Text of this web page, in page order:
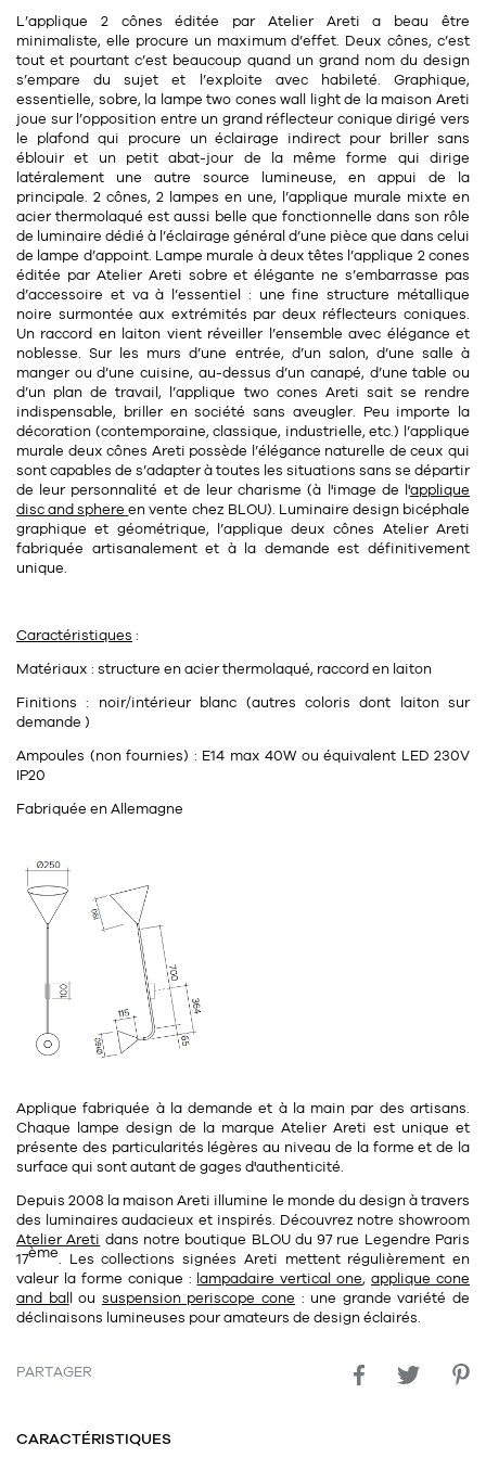
Boîte
Corbeille
Poubelle
Range document
Divers
textile132
Coussin
Créature
Literie
Plaid
Tapis
Rideau de douche
Bougie
Rallonges
Table
Table basse
Tréteaux
Table d'appoint
pour le bureau 39
Chaises de bureau
Bureau
Meuble à clapets
pour la chambre15
Commode
Chevet
Set de table
Tablier
Toile enduite au mètre
Torchon
sel et poivre14
divers25
objets ludiques11
Travail d'artiste
librairie
Livre
Revue
Divers
Housse, étui, coque
Divers
décoration1
Vases
L’applique 2 cônes éditée par Atelier Areti a beau être
minimaliste, elle procure un maximum d’effet. Deux cônes, c’est
tout et pourtant c’est beaucoup quand un grand nom du design
s’empare du sujet et l’exploite avec habileté. Graphique,
essentielle, sobre, la lampe two cones wall light de la maison Areti
joue sur l’opposition entre un grand réflecteur conique dirigé vers
le plafond qui procure un éclairage indirect pour briller sans
éblouir et un petit abat-jour de la même forme qui dirige
latéralement une autre source lumineuse, en appui de la
principale. 2 cônes, 2 lampes en une, l’applique murale mixte en
acier thermolaqué est aussi belle que fonctionnelle dans son rôle
de luminaire dédié à l’éclairage général d’une pièce que dans celui
de lampe d’appoint. Lampe murale à deux têtes l’applique 2 cones
éditée par Atelier Areti sobre et élégante ne s’embarrasse pas
d’accessoire et va à l’essentiel : une fine structure métallique
noire surmontée aux extrémités par deux réflecteurs coniques.
Un raccord en laiton vient réveiller l’ensemble avec élégance et
noblesse. Sur les murs d’une entrée, d’un salon, d’une salle à
manger ou d’une cuisine, au-dessus d’un canapé, d’une table ou
d’un plan de travail, l’applique two cones Areti sait se rendre
indispensable, briller en société sans aveugler. Peu importe la
décoration (contemporaine, classique, industrielle, etc.) l’applique
murale deux cônes Areti possède l’élégance naturelle de ceux qui
sont capables de s’adapter à toutes les situations sans se départir
de leur personnalité et de leur charisme (à l'image de l'applique
disc and sphere en vente chez BLOU). Luminaire design bicéphale
graphique et géométrique, l’applique deux cônes Atelier Areti
fabriquée artisanalement et à la demande est définitivement
unique.
Caractéristiques :
Matériaux : structure en acier thermolaqué, raccord en laiton
Finitions : noir/intérieur blanc (autres coloris dont laiton sur
demande )
Ampoules (non fournies) : E14 max 40W ou équivalent LED 230V
IP20
Fabriquée en Allemagne
Applique fabriquée à la demande et à la main par des artisans.
Chaque lampe design de la marque Atelier Areti est unique et
présente des particularités légères au niveau de la forme et de la
surface qui sont autant de gages d'authenticité.
Depuis 2008 la maison Areti illumine le monde du design à travers
des luminaires audacieux et inspirés. Découvrez notre showroom
Atelier Areti dans notre boutique BLOUdu97 rue Legendre Paris
17ème. Les collections signées Areti mettent régulièrement en
valeur la forme conique : lampadaire vertical one,applique cone
and ballou suspension periscope cone : une grande variété de
déclinaisons lumineuses pour amateurs de design éclairés.
PARTAGER
CARACTÉRISTIQUES